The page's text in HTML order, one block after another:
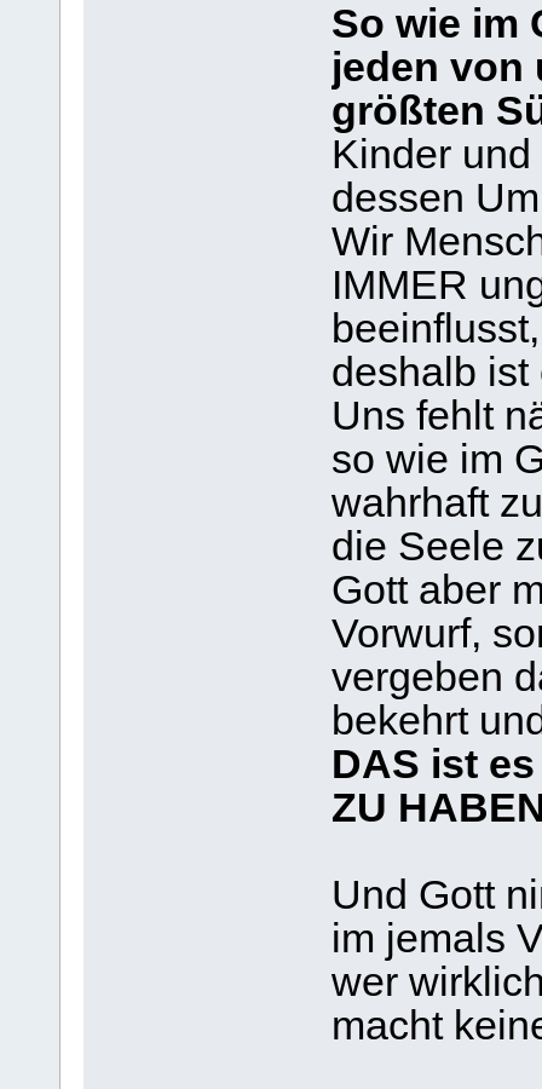
So wie im
jeden von
größten
Kinder
dessen
Wir
IMMER
deshalb
Uns fehlt
so wie im
wahrhaft
die Seele
Gott aber
Vorwurf,
vergeben
bekehrt
DAS ist
ZU
Und Gott
im jemals
wer
macht